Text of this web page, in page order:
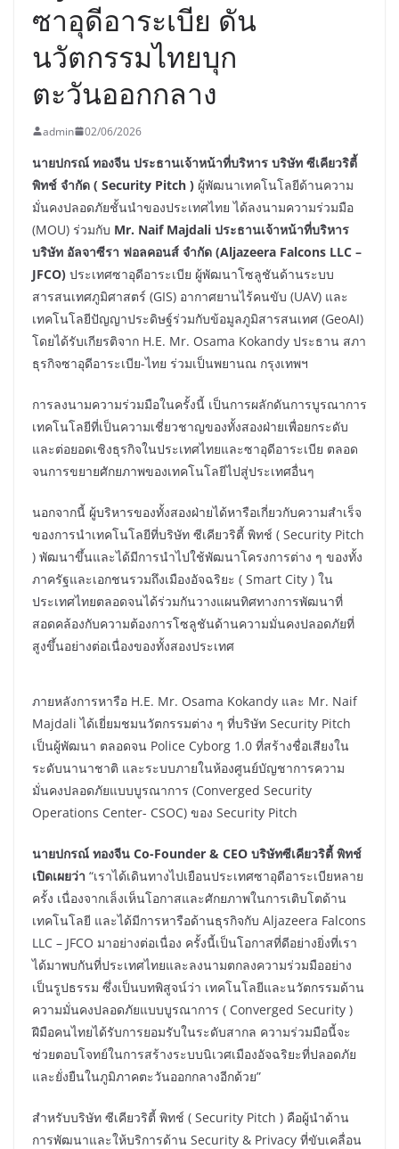
ซาอุดีอาระเบีย ดัน
นวัตกรรมไทยบุก
ตะวันออกกลาง
admin 02/06/2026
นายปกรณ์ ทองจีน ประธานเจ้าหน้าที่บริหาร บริษัท ซีเคียวริตี้
พิทช์ จำกัด ( Security Pitch ) ผู้พัฒนาเทคโนโลยีด้านความ
มั่นคงปลอดภัยชั้นนำของประเทศไทย ได้ลงนามความร่วมมือ
(MOU) ร่วมกับ Mr. Naif Majdali ประธานเจ้าหน้าที่บริหาร
บริษัท อัลจาซีรา ฟอลคอนส์ จำกัด (Aljazeera Falcons LLC –
JFCO) ประเทศซาอุดีอาระเบีย ผู้พัฒนาโซลูชันด้านระบบ
สารสนเทศภูมิศาสตร์ (GIS) อากาศยานไร้คนขับ (UAV) และ
เทคโนโลยีปัญญาประดิษฐ์ร่วมกับข้อมูลภูมิสารสนเทศ (GeoAI)
โดยได้รับเกียรติจาก H.E. Mr. Osama Kokandy ประธาน สภา
ธุรกิจซาอุดีอาระเบีย-ไทย ร่วมเป็นพยานณ กรุงเทพฯ
การลงนามความร่วมมือในครั้งนี้ เป็นการผลักดันการบูรณาการ
เทคโนโลยีที่เป็นความเชี่ยวชาญของทั้งสองฝ่ายเพื่อยกระดับ
และต่อยอดเชิงธุรกิจในประเทศไทยและซาอุดีอาระเบีย ตลอด
จนการขยายศักยภาพของเทคโนโลยีไปสู่ประเทศอื่นๆ
นอกจากนี้ ผู้บริหารของทั้งสองฝ่ายได้หารือเกี่ยวกับความสำเร็จ
ของการนำเทคโนโลยีที่บริษัท ซีเคียวริตี้ พิทช์ ( Security Pitch
) พัฒนาขึ้นและได้มีการนำไปใช้พัฒนาโครงการต่าง ๆ ของทั้ง
ภาครัฐและเอกชนรวมถึงเมืองอัจฉริยะ ( Smart City ) ใน
ประเทศไทยตลอดจนได้ร่วมกันวางแผนทิศทางการพัฒนาที่
สอดคล้องกับความต้องการโซลูชันด้านความมั่นคงปลอดภัยที่
สูงขึ้นอย่างต่อเนื่องของทั้งสองประเทศ
ภายหลังการหารือ H.E. Mr. Osama Kokandy และ Mr. Naif
Majdali ได้เยี่ยมชมนวัตกรรมต่าง ๆ ที่บริษัท Security Pitch
เป็นผู้พัฒนา ตลอดจน Police Cyborg 1.0 ที่สร้างชื่อเสียงใน
ระดับนานาชาติ และระบบภายในห้องศูนย์บัญชาการความ
มั่นคงปลอดภัยแบบบูรณาการ (Converged Security
Operations Center- CSOC) ของ Security Pitch
นายปกรณ์ ทองจีน Co-Founder & CEO บริษัทซีเคียวริตี้ พิทช์
เปิดเผยว่า “เราได้เดินทางไปเยือนประเทศซาอุดีอาระเบียหลาย
ครั้ง เนื่องจากเล็งเห็นโอกาสและศักยภาพในการเติบโตด้าน
เทคโนโลยี และได้มีการหารือด้านธุรกิจกับ Aljazeera Falcons
LLC – JFCO มาอย่างต่อเนื่อง ครั้งนี้เป็นโอกาสที่ดีอย่างยิ่งที่เรา
ได้มาพบกันที่ประเทศไทยและลงนามตกลงความร่วมมืออย่าง
เป็นรูปธรรม ซึ่งเป็นบทพิสูจน์ว่า เทคโนโลยีและนวัตกรรมด้าน
ความมั่นคงปลอดภัยแบบบูรณาการ ( Converged Security )
ฝีมือคนไทยได้รับการยอมรับในระดับสากล ความร่วมมือนี้จะ
ช่วยตอบโจทย์ในการสร้างระบบนิเวศเมืองอัจฉริยะที่ปลอดภัย
และยั่งยืนในภูมิภาคตะวันออกกลางอีกด้วย”
สำหรับบริษัท ซีเคียวริตี้ พิทช์ ( Security Pitch ) คือผู้นำด้าน
การพัฒนาและให้บริการด้าน Security & Privacy ที่ขับเคลื่อน